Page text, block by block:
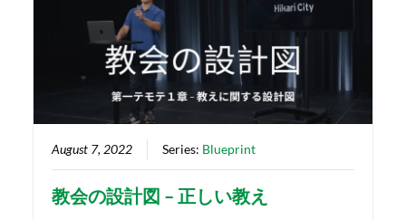
August 7, 2022 Series: Blueprint
教会の設計図 – 正しい教え